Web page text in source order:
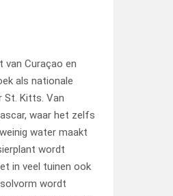
van Curaçao en
als nationale
St. Kitts. Van
waar het zelfs
water maakt
wordt
in veel tuinen ook
wordt